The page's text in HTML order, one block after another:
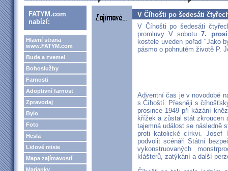
FATYM.com
nabízí:
Hlavní strana
www.FATYM.com
Bude a zveme!
Bohoslužby
Farnosti
Adoptivní farnost
Zpravodaj
Bylo
Foto
Hesla
Lidové misie
Mapa zajímavostí
Marianky
V Číhošti po šedesáti
V Číhošti po šedesáti
promluvy V sobotu7.
kostele uveden pořad "Jako
pásmo o pohnutém životě P.
Adventní čas je v novodobé
s Číhoští. Přesněji s
prosince 1949 při kázání
křížek a zůstal stát zkroucen
tajemná událost se následně
proti katolické církvi. Josef
podvolit scénáři Státní
vykonstruovaných
klášterů, zatýkání a další